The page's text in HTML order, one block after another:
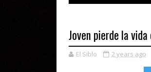
Joven pierde la
El Siblo 2 years ago